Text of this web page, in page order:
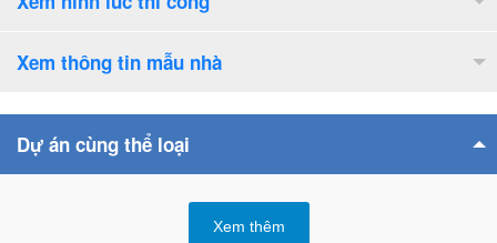
Xem thông tin mẫu nhà
Diện tích xây dựng :144m2
Số tầng cao : 4tầng
Bề rộng mặt tiền :16.5m
Dự án cùng thể loại
Xem thêm